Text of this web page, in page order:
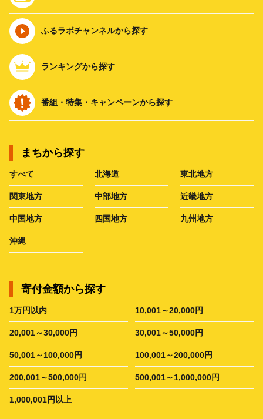
ふるラボチャンネルから探す
ランキングから探す
番組・特集・キャンペーンから探す
まちから探す
すべて 北海道 東北地方
関東地方 中部地方 近畿地方
中国地方 四国地方 九州地方
沖縄
寄付金額から探す
1万円以内 10,001～20,000円
20,001～30,000円 30,001～50,000円
50,001～100,000円 100,001～200,000円
200,001～500,000円 500,001～1,000,000円
1,000,001円以上